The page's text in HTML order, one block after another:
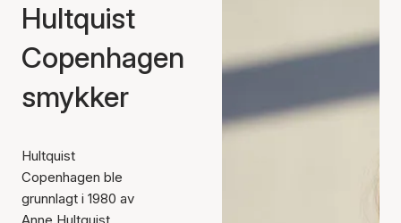
Hultquist
Copenhagen
smykker
Hultquist
Copenhagen ble
grunnlagt i 1980 av